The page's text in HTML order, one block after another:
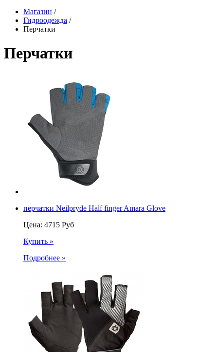
Магазин /
Гидроодежда /
Перчатки
Перчатки
перчатки Neilpryde Half finger Amara Glove
Цена: 4715 Руб
Купить »
Подробнее »